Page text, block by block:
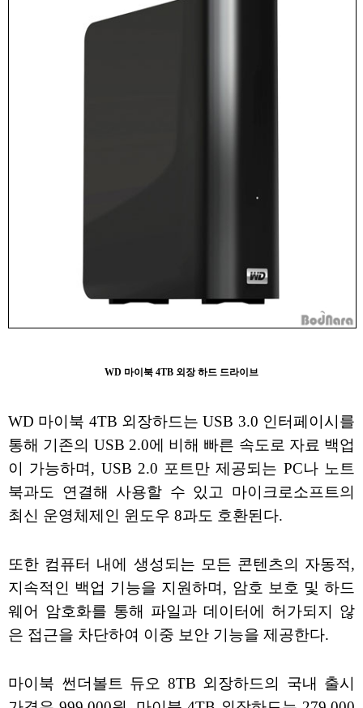
WD 마이북 4TB 외장 하드 드라이브
WD 마이북 4TB 외장하드는 USB 3.0 인터페이시를
통해 기존의 USB 2.0에 비해 빠른 속도로 자료 백업
이 가능하며, USB 2.0 포트만 제공되는 PC나 노트
북과도 연결해 사용할 수 있고 마이크로소프트의
최신 운영체제인 윈도우 8과도 호환된다.
또한 컴퓨터 내에 생성되는 모든 콘텐츠의 자동적,
지속적인 백업 기능을 지원하며, 암호 보호 및 하드
웨어 암호화를 통해 파일과 데이터에 허가되지 않
은 접근을 차단하여 이중 보안 기능을 제공한다.
마이북 썬더볼트 듀오 8TB 외장하드의 국내 출시